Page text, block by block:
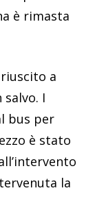
è rimasta
a
I
bus per
è stato
la